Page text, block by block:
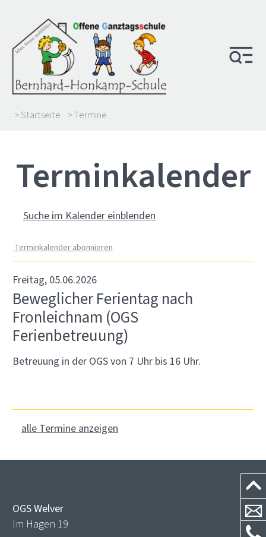
> Startseite > Termine
Termin­kalender
Suche im Kalender einblenden
Terminkalender abonnieren
Freitag, 05.06.2026
Beweglicher Ferientag nach
Fronleichnam (OGS
Ferienbetreuung)
Betreuung in der OGS von 7 Uhr bis 16 Uhr.
alle Termine anzeigen
OGS Welver
Im Hagen 19